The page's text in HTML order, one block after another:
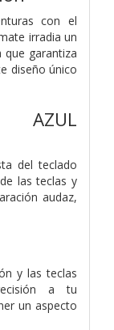
con el
irradia un
garantiza
diseño único
AZUL
del teclado
las teclas y
audaz,
y las teclas
a tu
un aspecto